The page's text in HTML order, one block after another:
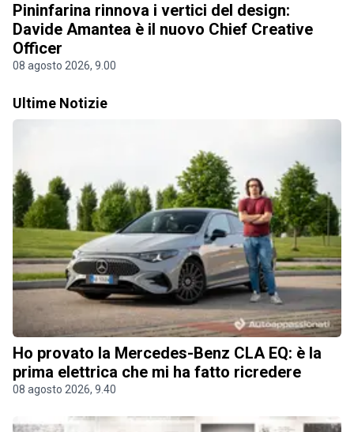
Pininfarina rinnova i vertici del design:
Davide Amantea è il nuovo Chief Creative
Officer
08 agosto 2026, 9.00
Ultime Notizie
Ho provato la Mercedes-Benz CLA EQ: è la
prima elettrica che mi ha fatto ricredere
08 agosto 2026, 9.40